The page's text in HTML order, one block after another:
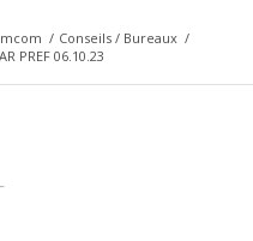
/ Conseils / Bureaux /
PREF 06.10.23